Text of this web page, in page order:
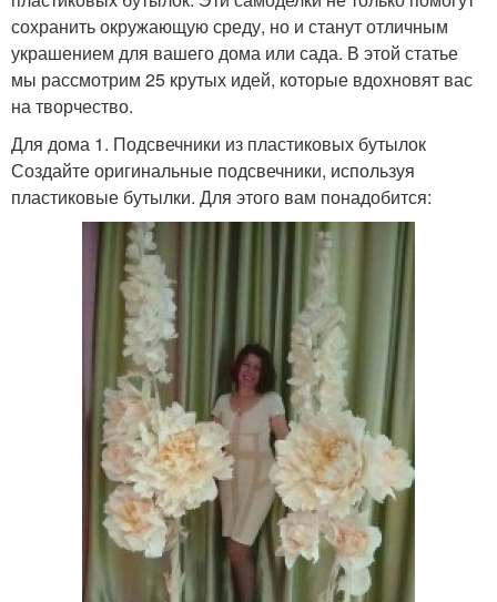
сохранить окружающую среду, но и станут отличным
украшением для вашего дома или сада. В этой статье
мы рассмотрим 25 крутых идей, которые вдохновят вас
на творчество.
Для дома 1. Подсвечники из пластиковых бутылок
Создайте оригинальные подсвечники, используя
пластиковые бутылки. Для этого вам понадобится: